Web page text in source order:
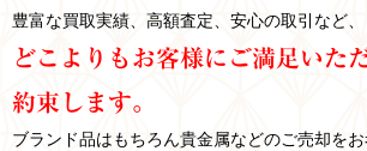
豊富な買取実績、高額査定、安心の取引など、
どこよりもお客様にご満足いた
約束します。
ブランド品はもちろん貴金属などのご売却をお